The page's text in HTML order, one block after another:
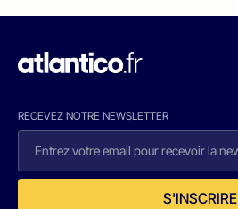
RECEVEZ NOTRE NEWSLETTER
S'INSCRIRE